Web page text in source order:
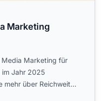
Marketing
Media Marketing für
im Jahr 2025
mehr über Reichweite,